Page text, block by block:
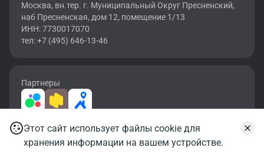
Москва, вн.тер. г. Муниципальный Округ Пресненский,
наб Пресненская, дом 12, помещение 1/13
ИНН: 7730017070
тел: +7 (495) 646-13-46
Партнеры
2026 © OF.RU | Все права защищены.
Карта сайтаУсловия использования
Этот сайт использует файлы cookie для
хранения информации на вашем устройстве.